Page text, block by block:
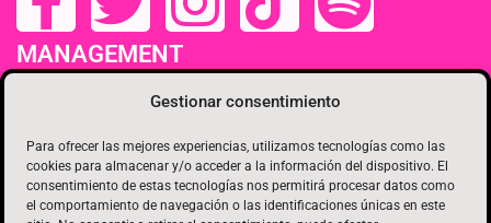
Gestionar consentimiento
Para ofrecer las mejores experiencias, utilizamos tecnologías como las
cookies para almacenar y/o acceder a la información del dispositivo. El
consentimiento de estas tecnologías nos permitirá procesar datos como
el comportamiento de navegación o las identificaciones únicas en este
MANAGEMENT